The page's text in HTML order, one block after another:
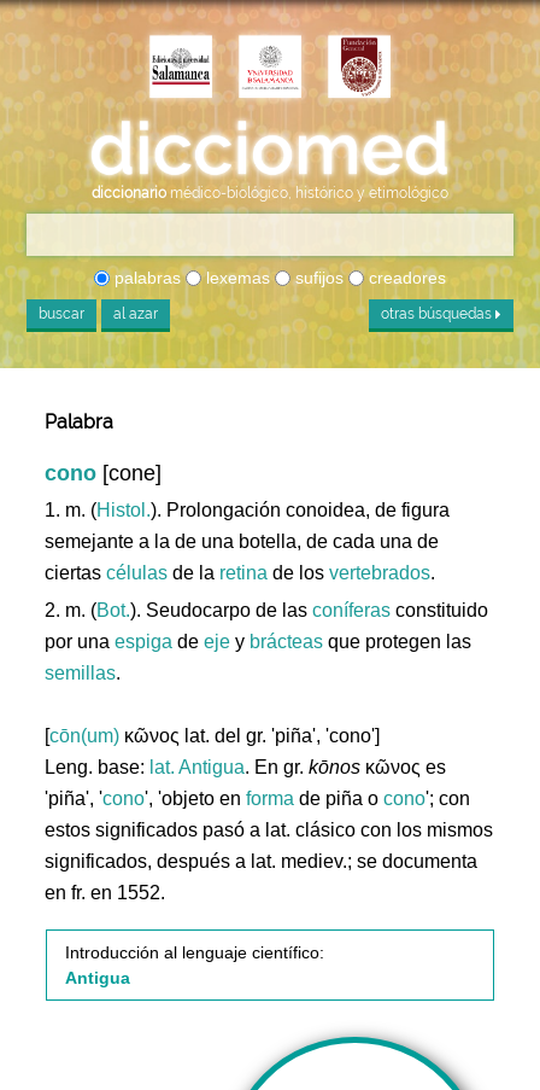
diccionario médico-biológico, histórico y etimológico
palabras lexemas sufijos creadores
buscar al azar otras búsquedas
Palabra
cono [cone]
1. m. (Histol.). Prolongación conoidea, de figura
semejante a la de una botella, de cada una de
ciertascélulas de la retina de losvertebrados.
2. m. (Bot.). Seudocarpo de lasconíferas constituido
por unaespiga deeje y brácteas que protegen las
semillas.
[cōn(um) κῶνος lat. del gr. 'piña', 'cono']
Leng. base: lat. Antigua. En gr.kōnos κῶνος es
'piña', 'cono', 'objeto enforma de piña ocono'; con
estos significados pasó a lat. clásico con los mismos
significados, después a lat. mediev.; se documenta
en fr. en 1552.
Introducción al lenguaje científico:
Antigua